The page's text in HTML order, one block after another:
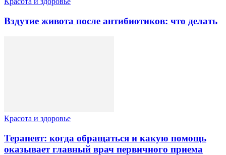
Вздутие живота после антибиотиков: что делать
Красота и здоровье
Терапевт: когда обращаться и какую помощь
оказывает главный врач первичного приема